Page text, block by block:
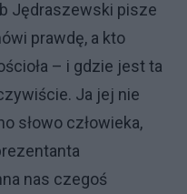
Jędraszewski pisze
prawdę, a kto
– i gdzie jest ta
Ja jej nie
słowo człowieka,
nas czegoś